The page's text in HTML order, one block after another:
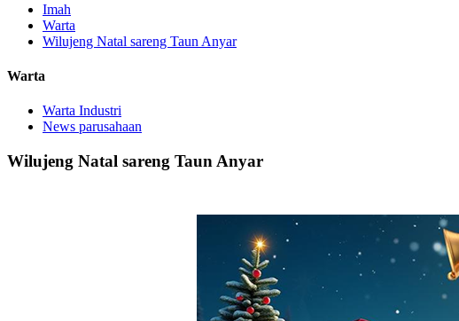
Imah
Warta
Wilujeng Natal sareng Taun Anyar
Warta
Warta Industri
News parusahaan
Wilujeng Natal sareng Taun Anyar